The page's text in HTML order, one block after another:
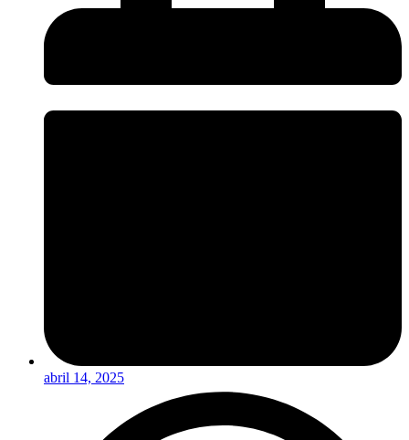
abril 14, 2025